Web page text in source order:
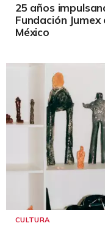
25 años
Fundación
México
CULTURA